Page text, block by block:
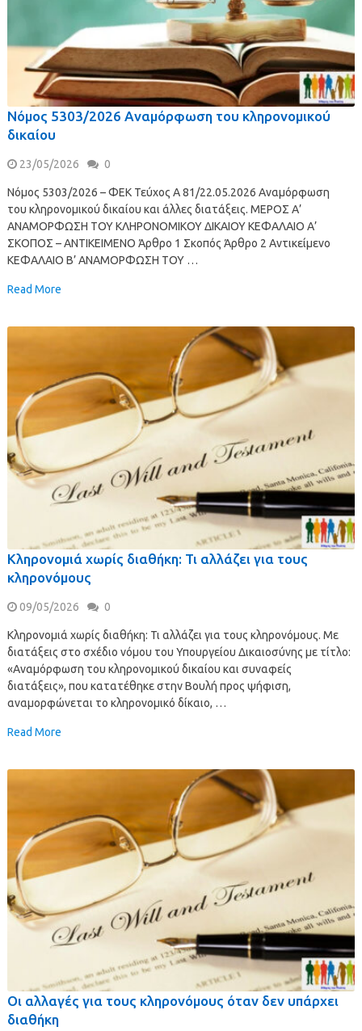
Νόμος 5303/2026 Αναμόρφωση του κληρονομικού
δικαίου
23/05/2026 0
Νόμος 5303/2026 – ΦΕΚ Τεύχος Α 81/22.05.2026 Αναμόρφωση
του κληρονομικού δικαίου και άλλες διατάξεις. ΜΕΡΟΣ Α’
ΑΝΑΜΟΡΦΩΣΗ ΤΟΥ ΚΛΗΡΟΝΟΜΙΚΟΥ ΔΙΚΑΙΟΥ ΚΕΦΑΛΑΙΟ Α’
ΣΚΟΠΟΣ – ΑΝΤΙΚΕΙΜΕΝΟ Άρθρο 1 Σκοπός Άρθρο 2 Αντικείμενο
ΚΕΦΑΛΑΙΟ Β’ ΑΝΑΜΟΡΦΩΣΗ ΤΟΥ …
Read More
Κληρονομιά χωρίς διαθήκη: Τι αλλάζει για τους
κληρονόμους
09/05/2026 0
Κληρονομιά χωρίς διαθήκη: Τι αλλάζει για τους κληρονόμους. Με
διατάξεις στο σχέδιο νόμου του Υπουργείου Δικαιοσύνης με τίτλο:
«Αναμόρφωση του κληρονομικού δικαίου και συναφείς
διατάξεις», που κατατέθηκε στην Βουλή προς ψήφιση,
αναμορφώνεται το κληρονομικό δίκαιο, …
Read More
Οι αλλαγές για τους κληρονόμους όταν δεν υπάρχει
διαθήκη